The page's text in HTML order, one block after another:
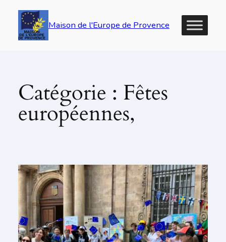
Maison de l'Europe de Provence
Catégorie : Fêtes
européennes,